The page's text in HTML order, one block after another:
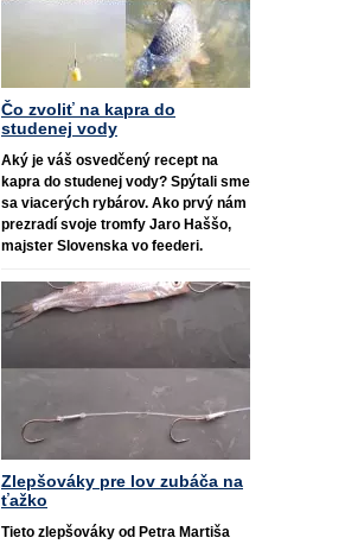
Čo zvoliť na kapra do
studenej vody
Aký je váš osvedčený recept na
kapra do studenej vody? Spýtali sme
sa viacerých rybárov. Ako prvý nám
prezradí svoje tromfy Jaro Haššo,
majster Slovenska vo feederi.
Zlepšováky pre lov zubáča na
ťažko
Tieto zlepšováky od Petra Martiša